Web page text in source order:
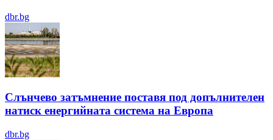
dbr.bg
Слънчево затъмнение поставя под допълнителен
натиск енергийната система на Европа
dbr.bg